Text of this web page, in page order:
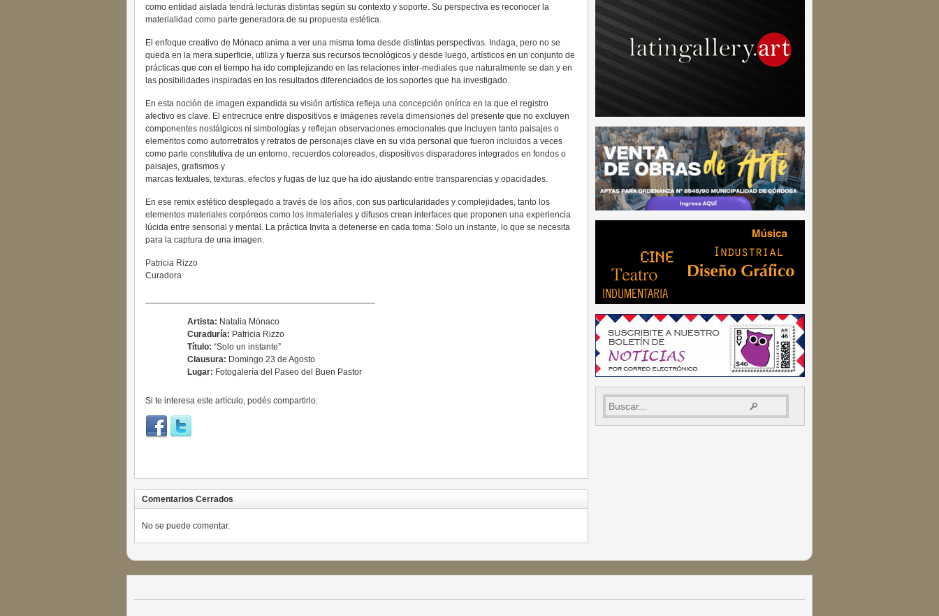
como entidad aislada tendrá lecturas distintas según su contexto y soporte. Su perspectiva es reconocer la
materialidad como parte generadora de su propuesta estética.
El enfoque creativo de Mónaco anima a ver una misma toma desde distintas perspectivas. Indaga, pero no se
queda en la mera superficie, utiliza y fuerza sus recursos tecnológicos y desde luego, artísticos en un conjunto de
prácticas que con el tiempo ha ido complejizando en las relaciones inter-mediales que naturalmente se dan y en
las posibilidades inspiradas en los resultados diferenciados de los soportes que ha investigado.
En esta noción de imagen expandida su visión artística refleja una concepción onírica en la que el registro
afectivo es clave. El entrecruce entre dispositivos e imágenes revela dimensiones del presente que no excluyen
componentes nostálgicos ni simbologías y reflejan observaciones emocionales que incluyen tanto paisajes o
elementos como autorretratos y retratos de personajes clave en su vida personal que fueron incluidos a veces
como parte constitutiva de un entorno, recuerdos coloreados, dispositivos disparadores integrados en fondos o
paisajes, grafismos y
marcas textuales, texturas, efectos y fugas de luz que ha ido ajustando entre transparencias y opacidades.
En ese remix estético desplegado a través de los años, con sus particularidades y complejidades, tanto los
elementos materiales corpóreos como los inmateriales y difusos crean interfaces que proponen una experiencia
lúcida entre sensorial y mental. La práctica Invita a detenerse en cada toma: Solo un instante, lo que se necesita
para la captura de una imagen.
Patricia Rizzo
Curadora
Artista: Natalia Mónaco
Curaduría: Patricia Rizzo
Título: “Solo un instante”
Clausura: Domingo 23 de Agosto
Lugar: Fotogalería del Paseo del Buen Pastor
Si te interesa este artículo, podés compartirlo:
Comentarios Cerrados
No se puede comentar.